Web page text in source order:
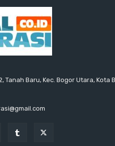
Tanah Baru, Kec. Bogor Utara, Kota